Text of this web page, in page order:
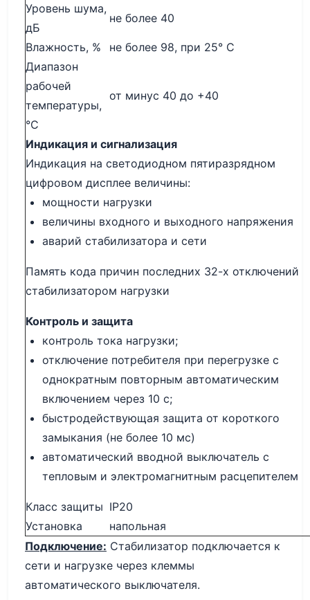
Уровень шума,
дБ
не более 40
Влажность, %
не более 98, при 25° С
Диапазон
рабочей
температуры,
°С
от минус 40 до +40
Индикация и сигнализация
Индикация на светодиодном пятиразрядном
цифровом дисплее величины:
мощности нагрузки
величины входного и выходного напряжения
аварий стабилизатора и сети
Память кода причин последних 32-х отключений
стабилизатором нагрузки
Контроль и защита
контроль тока нагрузки;
отключение потребителя при перегрузке с
однократным повторным автоматическим
включением через 10 с;
быстродействующая защита от короткого
замыкания (не более 10 мс)
автоматический вводной выключатель с
тепловым и электромагнитным расцепителем
Класс защиты IP20
Установка
напольная
Подключение: Стабилизатор подключается к
сети и нагрузке через клеммы
автоматического выключателя.